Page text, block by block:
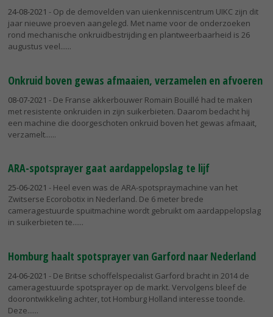
24-08-2021 - Op de demovelden van uienkenniscentrum UIKC zijn dit
jaar nieuwe proeven aangelegd. Met name voor de onderzoeken
rond mechanische onkruidbestrijding en plantweerbaarheid is 26
augustus veel...
Onkruid boven gewas afmaaien, verzamelen en afvoeren
08-07-2021 - De Franse akkerbouwer Romain Bouillé had te maken
met resistente onkruiden in zijn suikerbieten. Daarom bedacht hij
een machine die doorgeschoten onkruid boven het gewas afmaait,
verzamelt...
ARA-spotsprayer gaat aardappelopslag te lijf
25-06-2021 - Heel even was de ARA-spotspraymachine van het
Zwitserse Ecorobotix in Nederland. De 6 meter brede
cameragestuurde spuitmachine wordt gebruikt om aardappelopslag
in suikerbieten te...
Homburg haalt spotsprayer van Garford naar Nederland
24-06-2021 - De Britse schoffelspecialist Garford bracht in 2014 de
cameragestuurde spotsprayer op de markt. Vervolgens bleef de
doorontwikkeling achter, tot Homburg Holland interesse toonde.
Deze...